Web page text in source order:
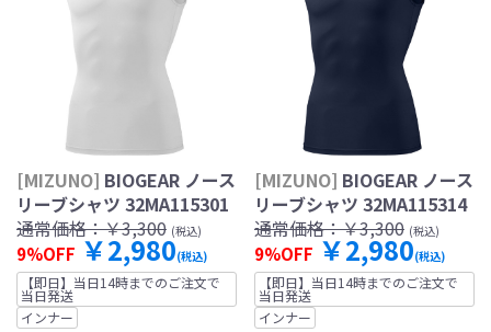
[MIZUNO] BIOGEAR ノース
リーブシャツ 32MA115301
通常価格：￥3,300 (税込)
9%OFF￥2,980(税込)
【即日】当日14時までのご注文で
当日発送
インナー
[MIZUNO] BIOGEAR ノース
リーブシャツ 32MA115314
通常価格：￥3,300 (税込)
9%OFF￥2,980(税込)
【即日】当日14時までのご注文で
当日発送
インナー